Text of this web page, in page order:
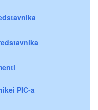
PIC-a